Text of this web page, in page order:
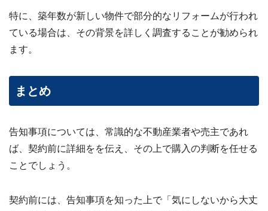
特に、築年数が新しい物件で部分的なリフォームが行われ
ている場合は、その背景を詳しく調査することが勧められ
ます。
まとめ
告知事項については、常識的な不動産業者や売主であれ
ば、契約前に詳細をを伝え、その上で購入の判断を任せる
ことでしょう。
契約前には、告知事項を知った上で「気にしないから大丈